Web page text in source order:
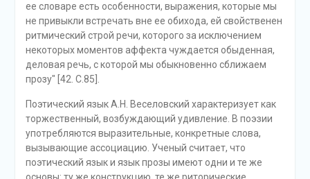
ее словаре есть особенности, выражения, которые мы
не привыкли встречать вне ее обихода, ей свойственен
ритмический строй речи, которого за исключением
некоторых моментов аффекта чуждается обыденная,
деловая речь, с которой мы обыкновенно сближаем
прозу" [42. С.85].
Поэтический язык А.Н. Веселовский характеризует как
торжественный, возбуждающий удивление. В поэзии
употребляются выразительные, конкретные слова,
вызывающие ассоциацию. Ученый считает, что
поэтический язык и язык прозы имеют одни и те же